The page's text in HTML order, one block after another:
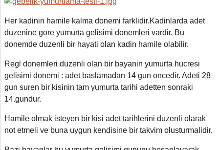
Her kadinin hamile kalma donemi farklidir.Kadinlarda adet
duzenine gore yumurta gelisimi donemleri vardir. Bu
donemde duzenli bir hayati olan kadin hamile olabilir.
Regl donemleri duzenli olan bir bayanin yumurta hucresi
gelisimi donemi : adet baslamadan 14 gun oncedir. Adeti 28
gun suren bir kisinin tam yumurta tarihi adetten sonraki
14.gundur.
Hamile olmak isteyen bir kisi adet tarihlerini duzenli olarak
not etmeli ve buna uygun kendisine bir takvim olusturmalidir.